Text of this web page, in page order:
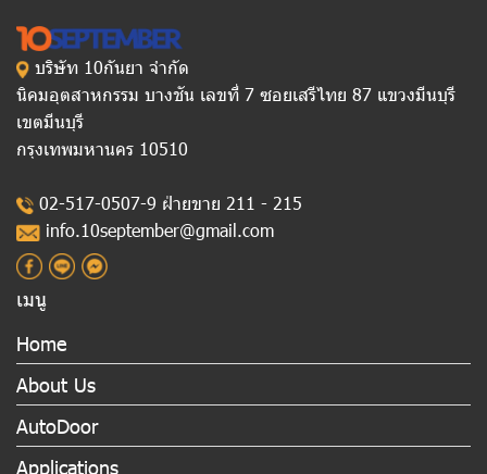
บริษัท 10กันยา จำกัด
นิคมอุตสาหกรรม บางชัน เลขที่ 7 ซอยเสรีไทย 87 แขวงมีนบุรี
เขตมีนบุรี
กรุงเทพมหานคร 10510
02-517-0507-9 ฝ่ายขาย 211 - 215
info.10september@gmail.com
เมนู
Home
About Us
AutoDoor
Applications